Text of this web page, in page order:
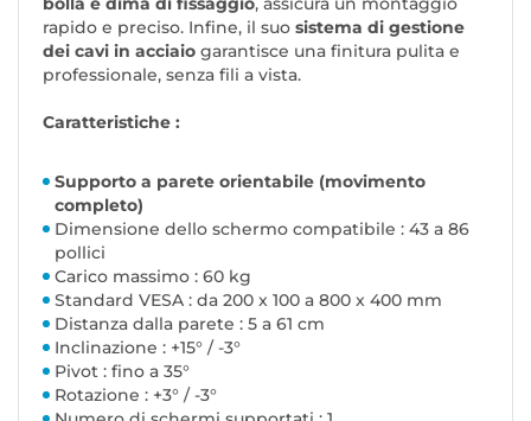
rapido e preciso. Infine, il suo sistema di gestione
dei cavi in acciaio garantisce una finitura pulita e
professionale, senza fili a vista.
Caratteristiche :
Supporto a parete orientabile (movimento
completo)
Dimensione dello schermo compatibile : 43 a 86
pollici
Carico massimo : 60 kg
Standard VESA : da 200 x 100 a 800 x 400 mm
Distanza dalla parete : 5 a 61 cm
Inclinazione : +15° / -3°
Pivot : fino a 35°
Rotazione : +3° / -3°